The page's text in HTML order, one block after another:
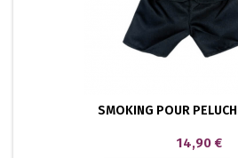
SMOKING POUR
Prix
14,90 €